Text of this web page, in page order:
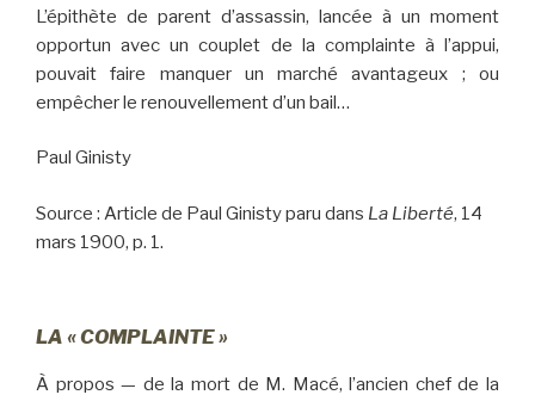
L’épithète de parent d’assassin, lancée à un moment
opportun avec un couplet de la complainte à l’appui,
pouvait faire manquer un marché avantageux ; ou
empêcher le renouvellement d’un bail…
Paul Ginisty
Source : Article de Paul Ginisty paru dans La Liberté, 14
mars 1900, p. 1.
LA « COMPLAINTE »
À propos — de la mort de M. Macé, l’ancien chef de la